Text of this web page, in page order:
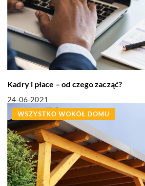
Kadry i płace – od czego zacząć?
24-06-2021
WSZYSTKO WOKÓŁ DOMU